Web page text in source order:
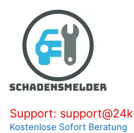
springen
Support:
Kostenlose Sofort Beratung